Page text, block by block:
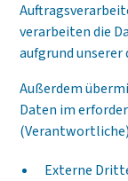
verarbeiten die
aufgrund
Außerdem
Daten im
Externe